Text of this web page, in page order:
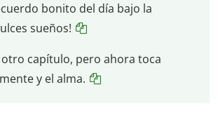
bonito del día bajo la
sueños!
capítulo, pero ahora toca
y el alma.